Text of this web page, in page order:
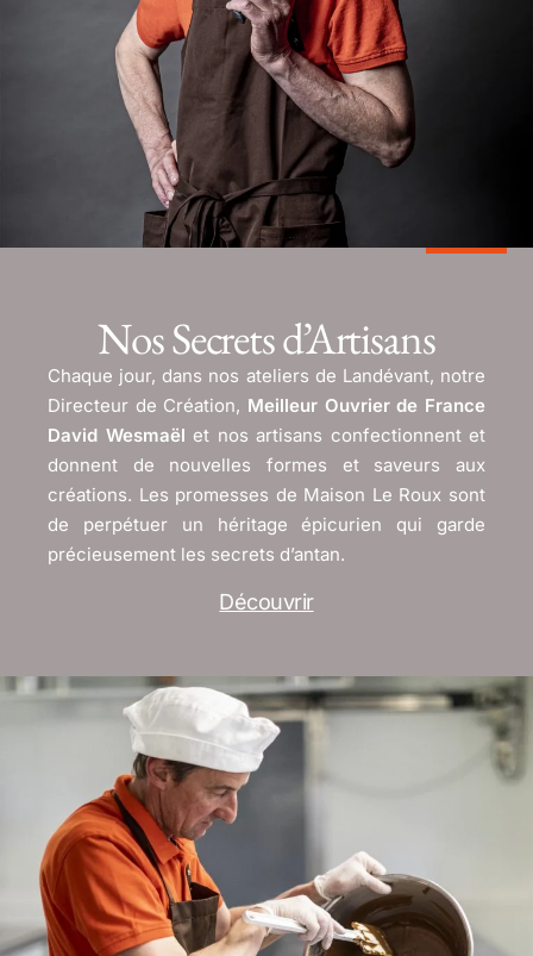
Nos Secrets d’Artisans
Chaque jour, dans nos ateliers de Landévant, notre
Directeur de Création, Meilleur Ouvrier de France
David Wesmaël et nos artisans confectionnent et
donnent de nouvelles formes et saveurs aux
créations. Les promesses de Maison Le Roux sont
de perpétuer un héritage épicurien qui garde
précieusement les secrets d’antan.
Découvrir